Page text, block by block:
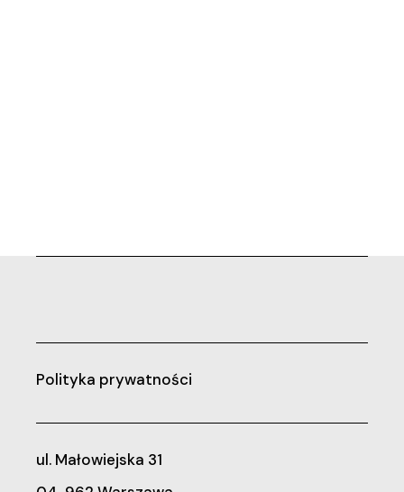
Polityka prywatności
ul. Małowiejska 31